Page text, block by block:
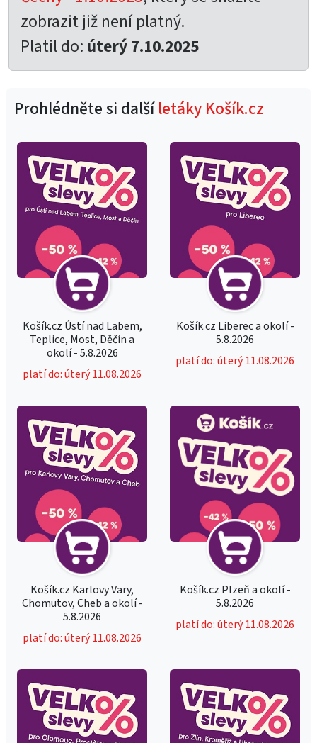
zobrazit již není platný.
Platil do: úterý 7.10.2025
Prohlédněte si dalšíletáky Košík.cz
Košík.cz Ústí nad Labem,
Teplice, Most, Děčín a
okolí - 5.8.2026
platí do: úterý 11.08.2026
Košík.cz Liberec a okolí -
5.8.2026
platí do: úterý 11.08.2026
Košík.cz Karlovy Vary,
Chomutov, Cheb a okolí -
5.8.2026
platí do: úterý 11.08.2026
Košík.cz Plzeň a okolí -
5.8.2026
platí do: úterý 11.08.2026